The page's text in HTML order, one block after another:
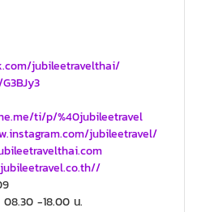
jubileetravelthai/
ti/p/%40jubileetravel
jubileetravel/
-18.00 น.